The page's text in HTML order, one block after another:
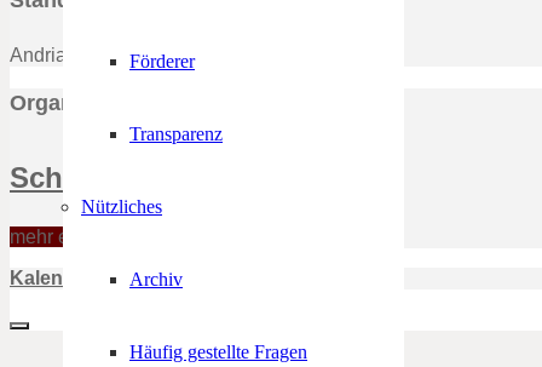
Förderer
Transparenz
Nützliches
Archiv
Häufig gestellte Fragen
Andrian, Dorfplatz
Organisator
Schützenkompanie Andrian
mehr erfahren
Kalender
Google Kalender